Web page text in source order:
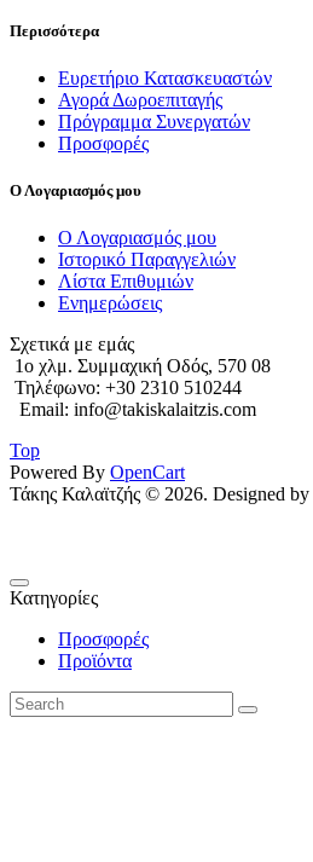
Περισσότερα
Ευρετήριο Κατασκευαστών
Αγορά Δωροεπιταγής
Πρόγραμμα Συνεργατών
Προσφορές
Ο Λογαριασμός μου
Ο Λογαριασμός μου
Ιστορικό Παραγγελιών
Λίστα Επιθυμιών
Ενημερώσεις
Σχετικά με εμάς
1o χλμ. Συμμαχική Οδός, 570 08
Τηλέφωνο: +30 2310 510244
Email: info@takiskalaitzis.com
Top
Powered By OpenCart
Τάκης Καλαϊτζής © 2026. Designed by
Κατηγορίες
Προσφορές
Προϊόντα